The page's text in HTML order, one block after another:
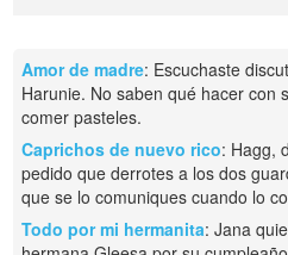
Amor de madre: Escuchaste
Harunie. No saben qué hacer con
comer pasteles.
Caprichos de nuevo rico: Hagg,
pedido que derrotes a los dos
que se lo comuniques cuando lo
Todo por mi hermanita: Jana